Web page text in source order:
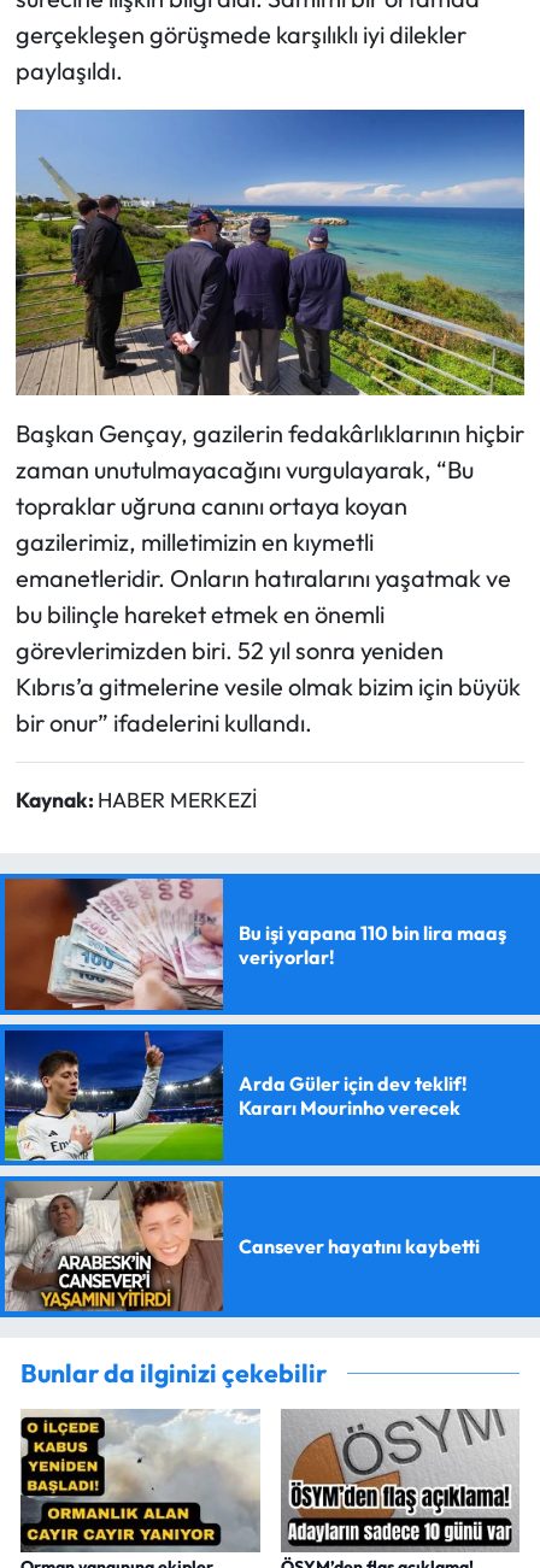
gerçekleşen görüşmede karşılıklı iyi dilekler
paylaşıldı.
Başkan Gençay, gazilerin fedakârlıklarının hiçbir
zaman unutulmayacağını vurgulayarak, “Bu
topraklar uğruna canını ortaya koyan
gazilerimiz, milletimizin en kıymetli
emanetleridir. Onların hatıralarını yaşatmak ve
bu bilinçle hareket etmek en önemli
görevlerimizden biri. 52 yıl sonra yeniden
Kıbrıs’a gitmelerine vesile olmak bizim için büyük
bir onur” ifadelerini kullandı.
Kaynak: HABER MERKEZİ
Bu işi yapana 110 bin lira maaş
veriyorlar!
Arda Güler için dev teklif!
Kararı Mourinho verecek
Cansever hayatını kaybetti
Bunlar da ilginizi çekebilir